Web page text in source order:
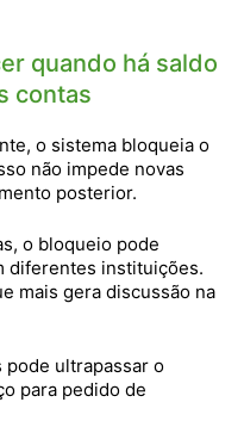
quando há saldo
contas
o sistema bloqueia o
não impede novas
posterior.
o bloqueio pode
diferentes instituições.
mais gera discussão na
pode ultrapassar o
para pedido de